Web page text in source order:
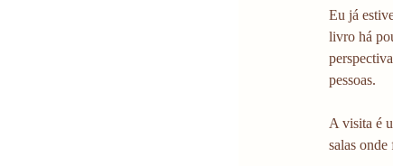
Eu já
livro há
pessoas.
A visita é
salas onde